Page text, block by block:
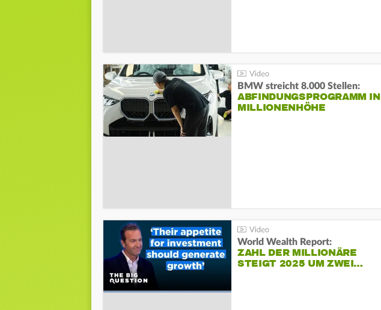
BMW streicht 8.000 Stellen:
ABFINDUNGSPROGRAMM IN
MILLIONENHÖHE
World Wealth Report:
ZAHL DER MILLIONÄRE
STEIGT 2025 UM ZWEI…